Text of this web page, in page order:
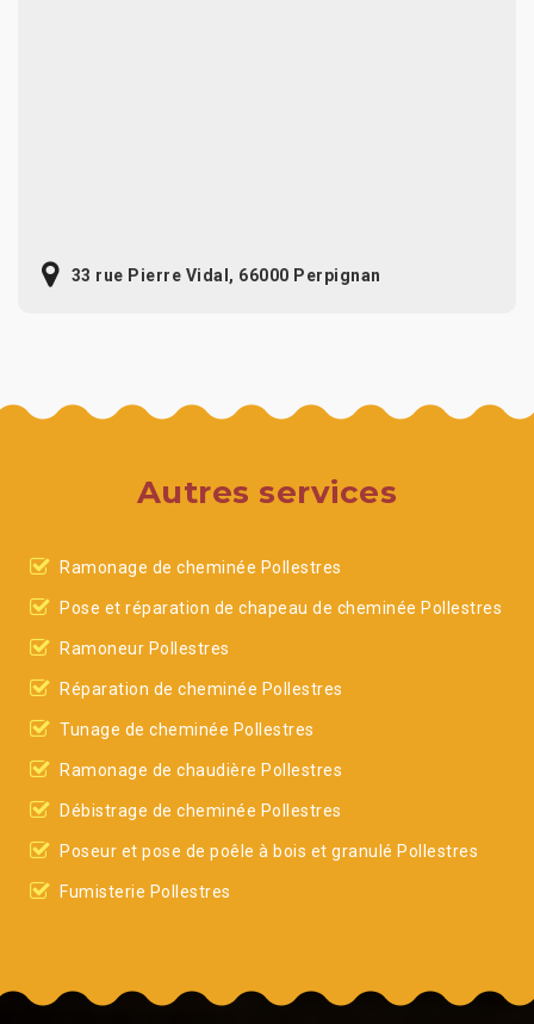
33 rue Pierre Vidal, 66000 Perpignan
Autres services
Ramonage de cheminée Pollestres
Pose et réparation de chapeau de cheminée Pollestres
Ramoneur Pollestres
Réparation de cheminée Pollestres
Tunage de cheminée Pollestres
Ramonage de chaudière Pollestres
Débistrage de cheminée Pollestres
Poseur et pose de poêle à bois et granulé Pollestres
Fumisterie Pollestres